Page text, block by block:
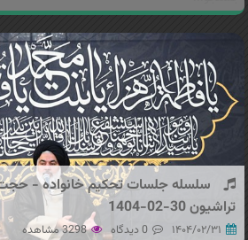
فرم
سلسله جلسات تحکیم خانواده - حجت
تراشیون 30-02-1404
۱۴۰۴/۰۲/۳۱ 0 دیدگاه 3298 مشاهده